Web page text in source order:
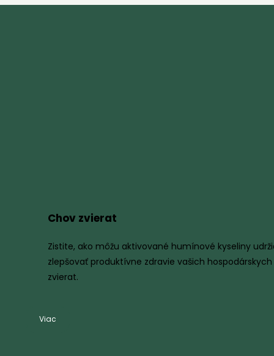
Chov zvierat
Zistite, ako môžu aktivované humínové kyseliny
zlepšovať produktívne zdravie vašich hospodárskych
zvierat.
Viac